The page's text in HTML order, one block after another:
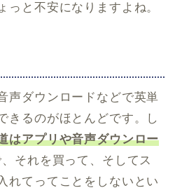
っと不安になりますよね。
声ダウンロードなどで英単
きるのがほとんどです。し
はアプリや音声ダウンロー
それを買って、そしてス
れてってことをしないとい